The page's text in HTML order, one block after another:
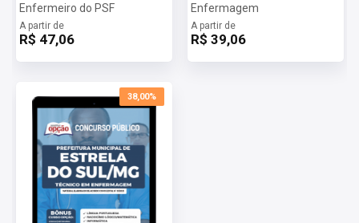
Enfermeiro do PSF
A partir de
R$ 47,06
Enfermagem
A partir de
R$ 39,06
38,00%